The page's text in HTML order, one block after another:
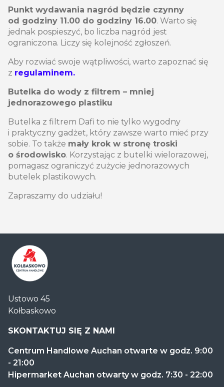
Punkt wydawania nagród będzie czynny
od godziny 11.00 do godziny 16.00. Warto się
jednak pospieszyć, bo liczba nagród jest
ograniczona. Liczy się kolejność zgłoszeń.
Aby rozwiać swoje wątpliwości, warto zapoznać się
z regulaminem.
Butelka do wody z filtrem – mniej
jednorazowego plastiku
Butelka z filtrem Dafi to nie tylko wygodny
i praktyczny gadżet, który zawsze warto mieć przy
sobie. To także mały krok w stronę troski
o środowisko. Korzystając z butelki wielorazowej,
pomagasz ograniczyć zużycie jednorazowych
butelek plastikowych.
Zapraszamy do udziału!
Handlowe
Auchan
Kołbaskowo
Ustowo 45
Kołbaskowo
SKONTAKTUJ SIĘ Z NAMI
Centrum Handlowe Auchan otwarte w godz. 9:00
- 21:00
Hipermarket Auchan otwarty w godz. 7:30 - 22:00